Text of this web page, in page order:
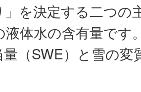
」を決定する二つの
液体水の含有量です
量（SWE）と雪の